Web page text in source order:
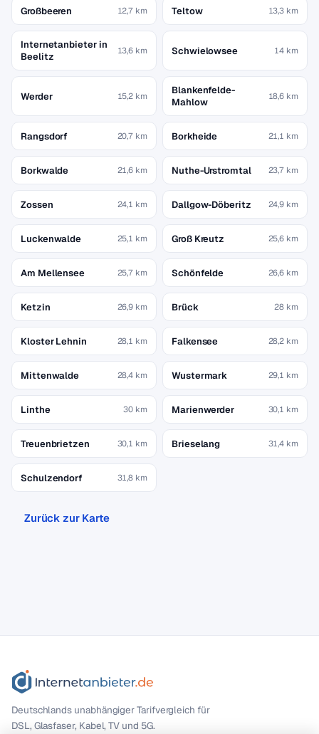
Großbeeren 12,7 km Teltow 13,3 km
Internetanbieter in
Beelitz
13,6 km Schwielowsee 14 km
Werder 15,2 km
Blankenfelde-
Mahlow
18,6 km
Rangsdorf 20,7 km Borkheide 21,1 km
Borkwalde 21,6 km Nuthe-Urstromtal 23,7 km
Zossen 24,1 km Dallgow-Döberitz 24,9 km
Luckenwalde 25,1 km Groß Kreutz 25,6 km
Am Mellensee 25,7 km Schönfelde 26,6 km
Ketzin 26,9 km Brück 28 km
Kloster Lehnin 28,1 km Falkensee 28,2 km
Mittenwalde 28,4 km Wustermark 29,1 km
Linthe 30 km Marienwerder 30,1 km
Treuenbrietzen 30,1 km Brieselang 31,4 km
Schulzendorf 31,8 km
Zurück zur Karte
Deutschlands unabhängiger Tarif­vergleich für
DSL, Glasfaser, Kabel, TV und 5G.